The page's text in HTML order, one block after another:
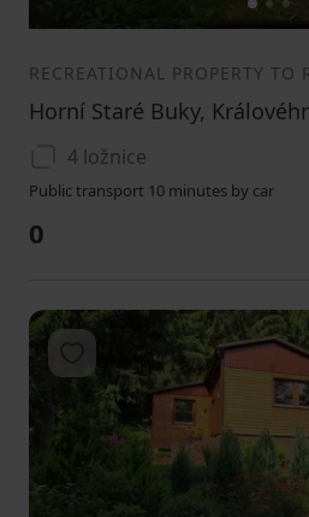
12 3
RECREATIONAL PROPERTY TO
Horní Staré Buky,
4 ložnice
Public transport 10 minutes by car
0
Add to favorites